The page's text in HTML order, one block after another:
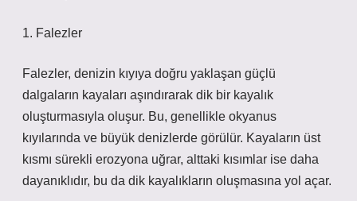
1. Falezler
Falezler, denizin kıyıya doğru yaklaşan güçlü
dalgaların kayaları aşındırarak dik bir kayalık
oluşturmasıyla oluşur. Bu, genellikle okyanus
kıyılarında ve büyük denizlerde görülür. Kayaların üst
kısmı sürekli erozyona uğrar, alttaki kısımlar ise daha
dayanıklıdır, bu da dik kayalıkların oluşmasına yol açar.